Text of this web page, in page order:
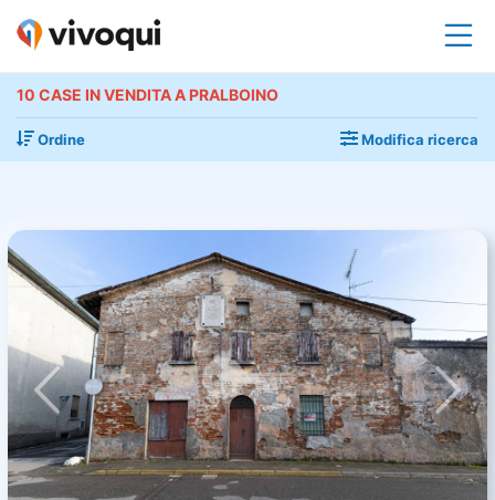
10 CASE IN VENDITA A PRALBOINO
Ordine Modifica ricerca